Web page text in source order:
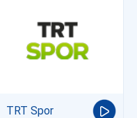
TRT Spor